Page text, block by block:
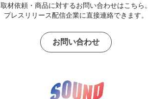
取材依頼・商品に対するお問い合わせはこちら。
プレスリリース配信企業に直接連絡できます。
お問い合わせ